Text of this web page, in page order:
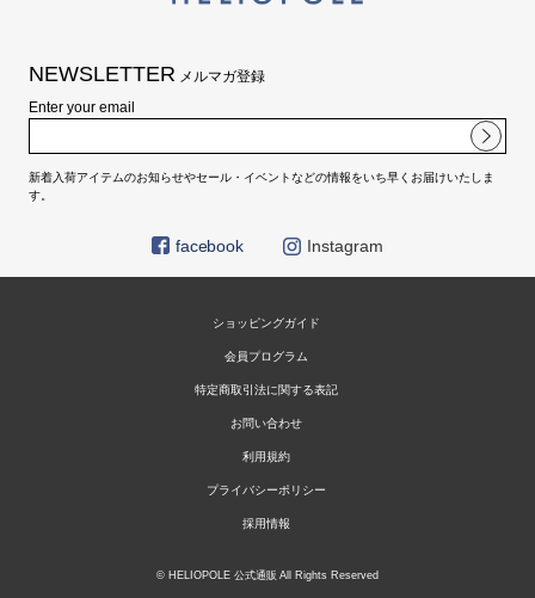
NEWSLETTER メルマガ登録
Enter your email
新着入荷アイテムのお知らせやセール・イベントなどの情報をいち早くお届けいたしま
す。
facebook Instagram
ショッピングガイド
会員プログラム
特定商取引法に関する表記
お問い合わせ
利用規約
プライバシーポリシー
採用情報
© HELIOPOLE 公式通販 All Rights Reserved